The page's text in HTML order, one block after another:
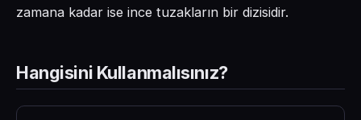
zamana kadar ise ince tuzakların bir dizisidir.
Hangisini Kullanmalısınız?